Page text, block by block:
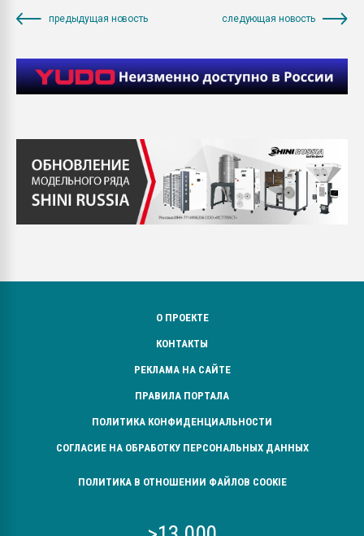
предыдущая новость следующая новость
О ПРОЕКТЕ
КОНТАКТЫ
РЕКЛАМА НА САЙТЕ
ПРАВИЛА ПОРТАЛА
ПОЛИТИКА КОНФИДЕНЦИАЛЬНОСТИ
СОГЛАСИЕ НА ОБРАБОТКУ ПЕРСОНАЛЬНЫХ ДАННЫХ
ПОЛИТИКА В ОТНОШЕНИИ ФАЙЛОВ COOKIE